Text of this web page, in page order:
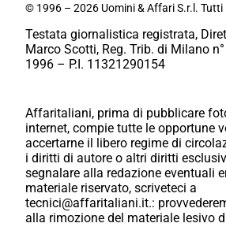
© 1996 – 2026 Uomini & Affari S.r.l.
Testata giornalistica registrata,
Marco Scotti, Reg. Trib. di Milano
1996 – P.I. 11321290154
Affaritaliani, prima di pubblicare
internet, compie tutte le opportune
accertarne il libero regime di
i diritti di autore o altri diritti
segnalare alla redazione eventuali
materiale riservato, scriveteci a
tecnici@affaritaliani.it.:
alla rimozione del materiale lesivo